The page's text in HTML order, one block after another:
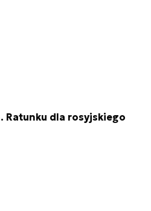
Ratunku dla rosyjskiego